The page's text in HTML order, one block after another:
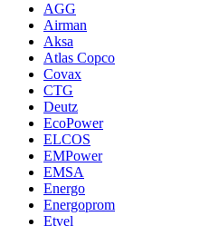
AGG
Airman
Aksa
Atlas Copco
Covax
CTG
Deutz
EcoPower
ELCOS
EMPower
EMSA
Energo
Energoprom
Etvel